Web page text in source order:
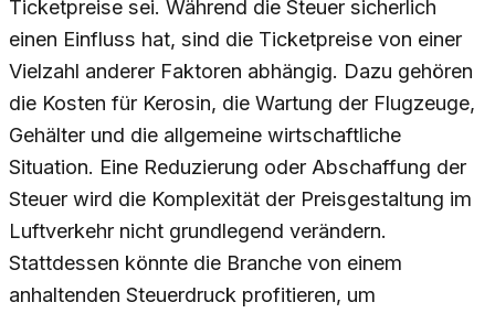
Ticketpreise sei. Während die Steuer sicherlich
einen Einfluss hat, sind die Ticketpreise von einer
Vielzahl anderer Faktoren abhängig. Dazu gehören
die Kosten für Kerosin, die Wartung der Flugzeuge,
Gehälter und die allgemeine wirtschaftliche
Situation. Eine Reduzierung oder Abschaffung der
Steuer wird die Komplexität der Preisgestaltung im
Luftverkehr nicht grundlegend verändern.
Stattdessen könnte die Branche von einem
anhaltenden Steuerdruck profitieren, um